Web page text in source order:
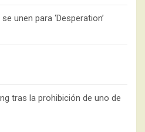
unen para ‘Desperation’
tras la prohibición de uno de